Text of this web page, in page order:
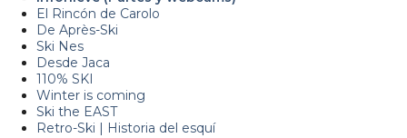
El Rincón de Carolo
De Après-Ski
Ski Nes
Desde Jaca
110% SKI
Winter is coming
Ski the EAST
Retro-Ski | Historia del esquí